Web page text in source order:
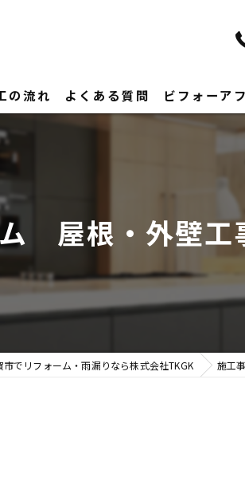
の流れ よくある質問 ビフォーア
ム 屋根・外壁
市でリフォーム・雨漏りなら株式会社TKGK 施工